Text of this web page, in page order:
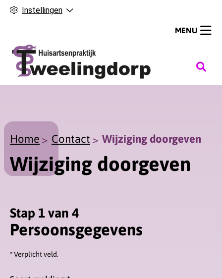
Instellingen
H
o
m
MENU
Home Contact Wijziging doorgeven
Wijziging doorgeven
Stap 1 van 4
Persoonsgegevens
* Verplicht veld.